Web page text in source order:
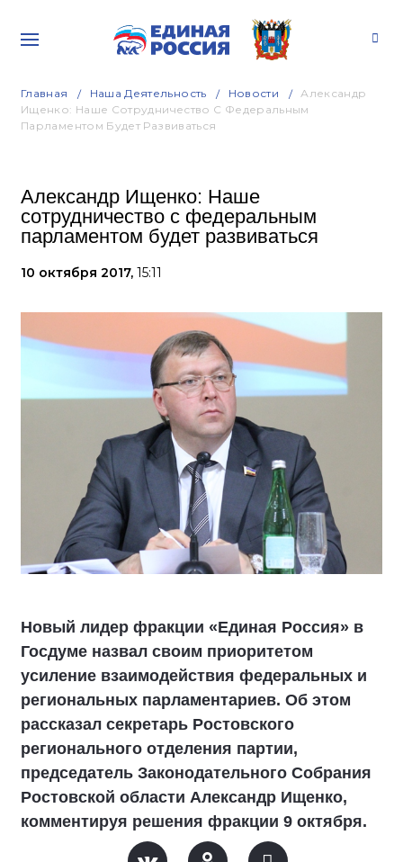
Главная Наша Деятельность Новости
Александр
Ищенко: Наше Сотрудничество С Федеральным
Парламентом Будет Развиваться
Александр Ищенко: Наше
сотрудничество с федеральным
парламентом будет развиваться
10 октября 2017, 15:11
Новый лидер фракции «Единая Россия» в
Госдуме назвал своим приоритетом
усиление взаимодействия федеральных и
региональных парламентариев. Об этом
рассказал секретарь Ростовского
регионального отделения партии,
председатель Законодательного Собрания
Ростовской области Александр Ищенко,
комментируя решения фракции 9 октября.